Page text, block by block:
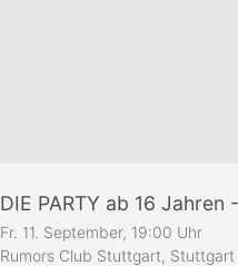
Fr. 11. September, 19:00 Uhr
Rumors Club Stuttgart, Stuttgart